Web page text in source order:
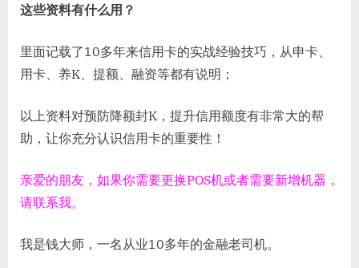
这些资料有什么用？
里面记载了10多年来信用卡的实战经验技巧，从申卡、
用卡、养K、提额、融资等都有说明；
以上资料对预防降额封K，提升信用额度有非常大的帮
助，让你充分认识信用卡的重要性！
亲爱的朋友，如果你需要更换POS机或者需要新增机器，
请联系我。
我是钱大师，一名从业10多年的金融老司机。